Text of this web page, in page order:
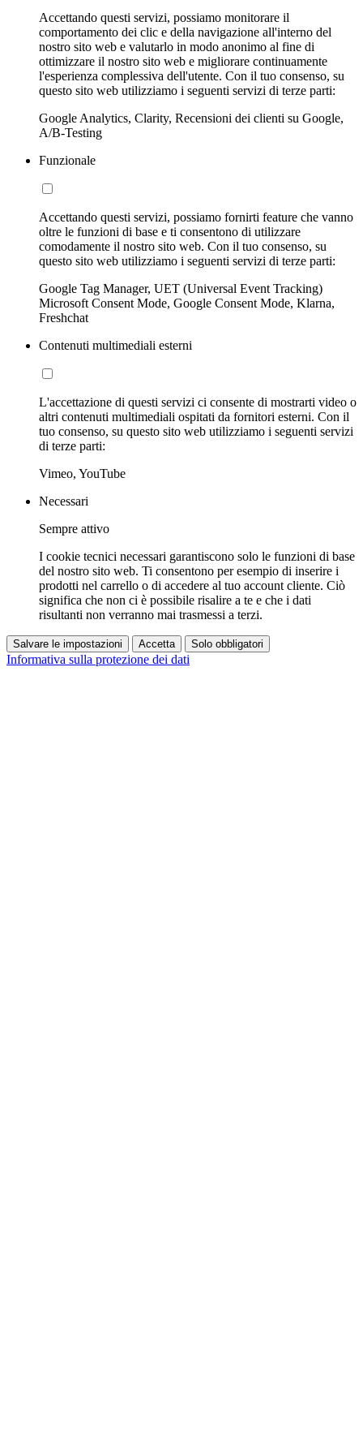
Accettando questi servizi, possiamo monitorare il
comportamento dei clic e della navigazione all'interno del
nostro sito web e valutarlo in modo anonimo al fine di
ottimizzare il nostro sito web e migliorare continuamente
l'esperienza complessiva dell'utente. Con il tuo consenso, su
questo sito web utilizziamo i seguenti servizi di terze parti:
Google Analytics, Clarity, Recensioni dei clienti su Google,
A/B-Testing
Funzionale
Accettando questi servizi, possiamo fornirti feature che vanno
oltre le funzioni di base e ti consentono di utilizzare
comodamente il nostro sito web. Con il tuo consenso, su
questo sito web utilizziamo i seguenti servizi di terze parti:
Google Tag Manager, UET (Universal Event Tracking)
Microsoft Consent Mode, Google Consent Mode, Klarna,
Freshchat
Contenuti multimediali esterni
L'accettazione di questi servizi ci consente di mostrarti video o
altri contenuti multimediali ospitati da fornitori esterni. Con il
tuo consenso, su questo sito web utilizziamo i seguenti servizi
di terze parti:
Vimeo, YouTube
Necessari
Sempre attivo
I cookie tecnici necessari garantiscono solo le funzioni di base
del nostro sito web. Ti consentono per esempio di inserire i
prodotti nel carrello o di accedere al tuo account cliente. Ciò
significa che non ci è possibile risalire a te e che i dati
risultanti non verranno mai trasmessi a terzi.
Salvare le impostazioni Accetta Solo obbligatori
Informativa sulla protezione dei dati